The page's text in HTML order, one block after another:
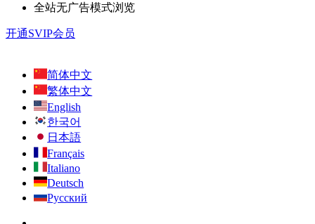
全站无广告模式浏览
开通SVIP会员
简体中文
繁体中文
English
한국어
日本語
Français
Italiano
Deutsch
Русский